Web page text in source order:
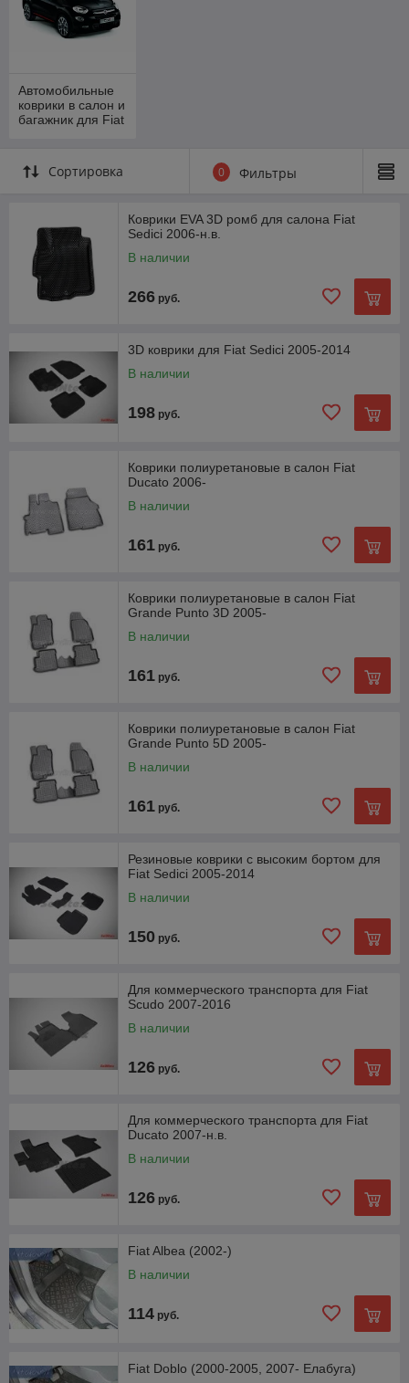
Автомобильные
коврики в салон и
багажник для Fiat
Сортировка 0 Фильтры
Коврики EVA 3D ромб для салона Fiat
Sedici 2006-н.в.
В наличии
266 руб.
3D коврики для Fiat Sedici 2005-2014
В наличии
198 руб.
Коврики полиуретановые в салон Fiat
Ducato 2006-
В наличии
161 руб.
Коврики полиуретановые в салон Fiat
Grande Punto 3D 2005-
В наличии
161 руб.
Коврики полиуретановые в салон Fiat
Grande Punto 5D 2005-
В наличии
161 руб.
Резиновые коврики с высоким бортом для
Fiat Sedici 2005-2014
В наличии
150 руб.
Для коммерческого транспорта для Fiat
Scudo 2007-2016
В наличии
126 руб.
Для коммерческого транспорта для Fiat
Ducato 2007-н.в.
В наличии
126 руб.
Fiat Albea (2002-)
В наличии
114 руб.
Fiat Doblo (2000-2005, 2007- Елабуга)